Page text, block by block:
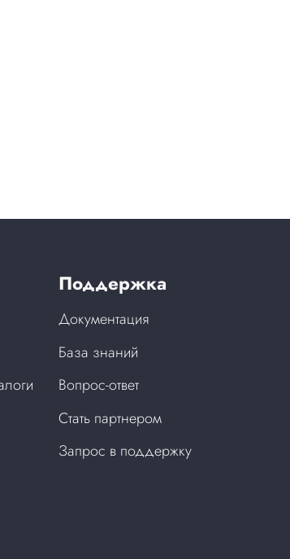
Поддержка
Документация
База знаний
Вопрос-ответ
Стать партнером
Запрос в поддержку